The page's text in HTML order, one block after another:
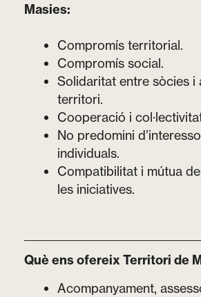
Masies:
Compromís territorial.
Compromís social.
Solidaritat entre sòcies i
territori.
Cooperació i
No predomini
individuals.
Compatibilitat i mútua
les iniciatives.
Què ens ofereix Territori de
Acompanyament,